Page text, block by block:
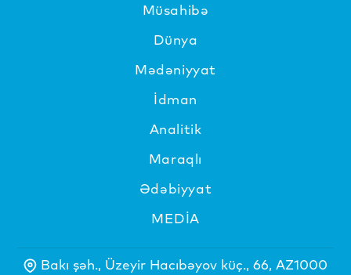
Müsahibə
Dünya
Mədəniyyat
İdman
Analitik
Maraqlı
Ədəbiyyat
MEDİA
Bakı şəh., Üzeyir Hacıbəyov küç., 66, AZ1000